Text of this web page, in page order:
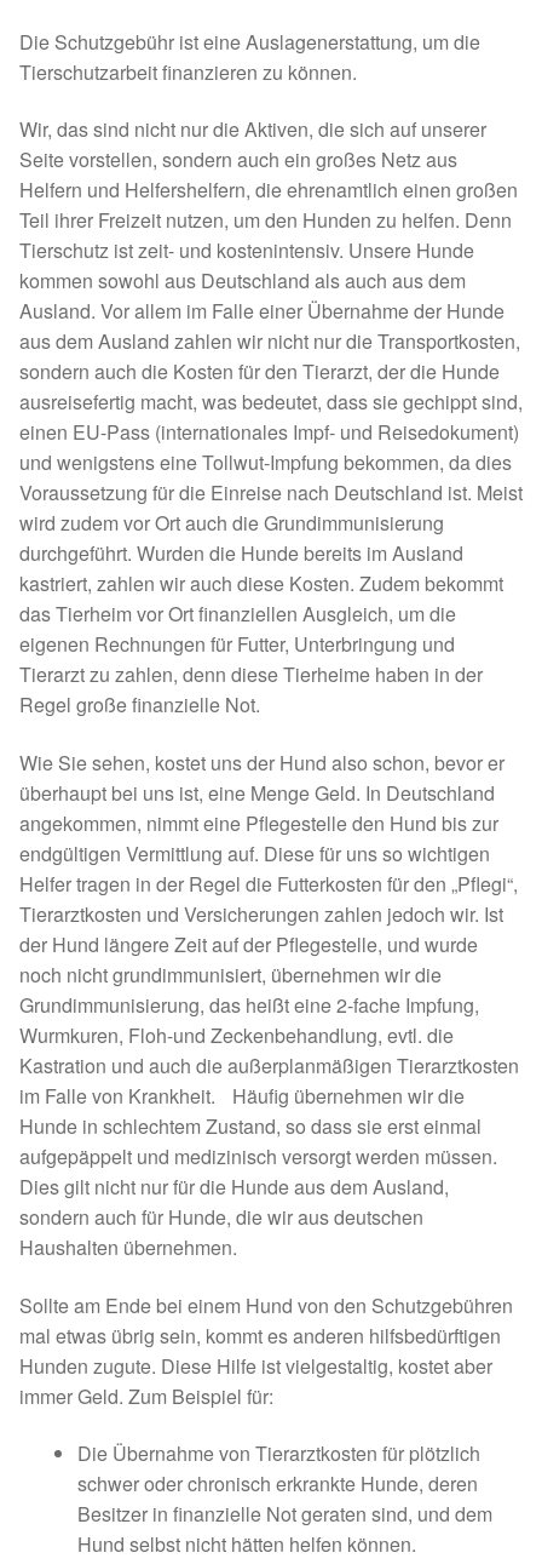
Regenbogenbrücke
Aktuelles
SALVA News
Reiseberichte
Kreativprojekte
Unsere Partnertierheime
Partnertierheim La Linea in Spanien
Aktion „Hilfe La Linea“
Updates „Hilfe La Linea“
Partnertierheim in Bulgarien
Partnertierheim in Polen
Die Schutzgebühr ist eine Auslagenerstattung, um die
Tierschutzarbeit finanzieren zu können.
Wir, das sind nicht nur die Aktiven, die sich auf unserer
Seite vorstellen, sondern auch ein großes Netz aus
Helfern und Helfershelfern, die ehrenamtlich einen großen
Teil ihrer Freizeit nutzen, um den Hunden zu helfen. Denn
Tierschutz ist zeit- und kostenintensiv. Unsere Hunde
kommen sowohl aus Deutschland als auch aus dem
Ausland. Vor allem im Falle einer Übernahme der Hunde
aus dem Ausland zahlen wir nicht nur die Transportkosten,
sondern auch die Kosten für den Tierarzt, der die Hunde
ausreisefertig macht, was bedeutet, dass sie gechippt sind,
einen EU-Pass (internationales Impf- und Reisedokument)
und wenigstens eine Tollwut-Impfung bekommen, da dies
Voraussetzung für die Einreise nach Deutschland ist. Meist
wird zudem vor Ort auch die Grundimmunisierung
durchgeführt. Wurden die Hunde bereits im Ausland
kastriert, zahlen wir auch diese Kosten. Zudem bekommt
das Tierheim vor Ort finanziellen Ausgleich, um die
eigenen Rechnungen für Futter, Unterbringung und
Tierarzt zu zahlen, denn diese Tierheime haben in der
Regel große finanzielle Not.
Wie Sie sehen, kostet uns der Hund also schon, bevor er
überhaupt bei uns ist, eine Menge Geld. In Deutschland
angekommen, nimmt eine Pflegestelle den Hund bis zur
endgültigen Vermittlung auf. Diese für uns so wichtigen
Helfer tragen in der Regel die Futterkosten für den „Pflegi“,
Tierarztkosten und Versicherungen zahlen jedoch wir. Ist
der Hund längere Zeit auf der Pflegestelle, und wurde
noch nicht grundimmunisiert, übernehmen wir die
Grundimmunisierung, das heißt eine 2-fache Impfung,
Wurmkuren, Floh-und Zeckenbehandlung, evtl. die
Kastration und auch die außerplanmäßigen Tierarztkosten
im Falle von Krankheit. Häufig übernehmen wir die
Hunde in schlechtem Zustand, so dass sie erst einmal
aufgepäppelt und medizinisch versorgt werden müssen.
Dies gilt nicht nur für die Hunde aus dem Ausland,
sondern auch für Hunde, die wir aus deutschen
Haushalten übernehmen.
Sollte am Ende bei einem Hund von den Schutzgebühren
mal etwas übrig sein, kommt es anderen hilfsbedürftigen
Hunden zugute. Diese Hilfe ist vielgestaltig, kostet aber
immer Geld. Zum Beispiel für:
Die Übernahme von Tierarztkosten für plötzlich
schwer oder chronisch erkrankte Hunde, deren
Besitzer in finanzielle Not geraten sind, und dem
Hund selbst nicht hätten helfen können.